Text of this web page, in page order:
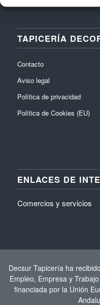
TAPICERÍA
Contacto
Aviso legal
Política de privacidad
Política de Cookies (EU)
ENLACES DE
Comercios y servicios
Decsur Tapicería ha
Empleo, Empresa y
financiada por la Unión